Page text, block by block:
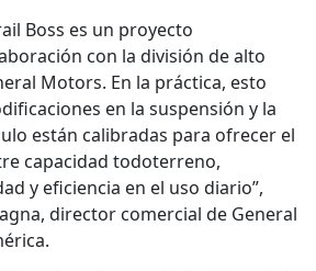
Boss es un proyecto
con la división de alto
Motors. En la práctica, esto
en la suspensión y la
están calibradas para ofrecer el
capacidad todoterreno,
y eficiencia en el uso diario”,
director comercial de General